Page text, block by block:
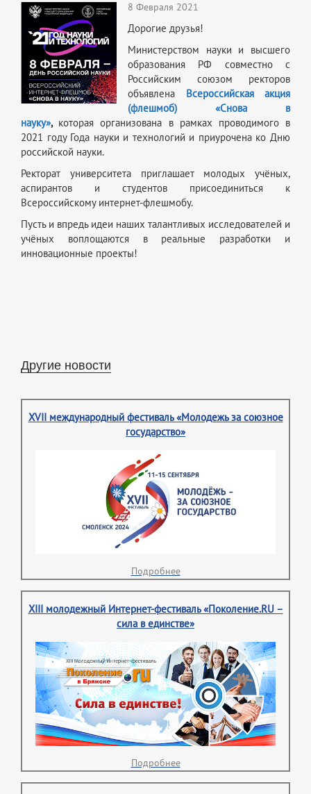
8 Февраля 2021
Дорогие друзья!
Министерством науки и высшего
образования РФ совместно с
Российским союзом ректоров
объявлена Всероссийская акция
(флешмоб) «Снова в
науку», которая организована в рамках проводимого в
2021 году Года науки и технологий и приурочена ко Дню
российской науки.
Ректорат университета приглашает молодых учёных,
аспирантов и студентов присоединиться к
Всероссийскому интернет-флешмобу.
Пусть и впредь идеи наших талантливых исследователей и
учёных воплощаются в реальные разработки и
инновационные проекты!
Другие новости
XVII международный фестиваль «Молодежь за союзное
государство»
Подробнее
XIII молодежный Интернет-фестиваль «Поколение.RU –
сила в единстве»
Подробнее